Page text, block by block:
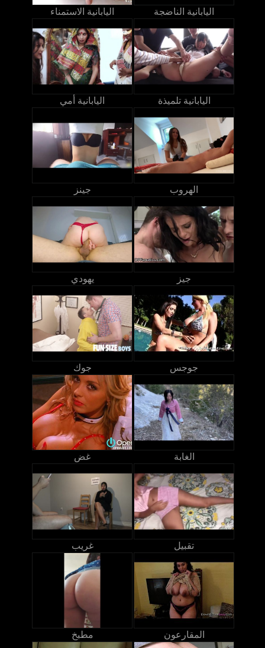
اليابانية الاستمناء اليابانية الناضجة
اليابانية أمي اليابانية تلميذة
جينز الهروب
يهودي جيز
جوك جوجس
غض الغابة
غريب تقبيل
مطبخ المقارعون